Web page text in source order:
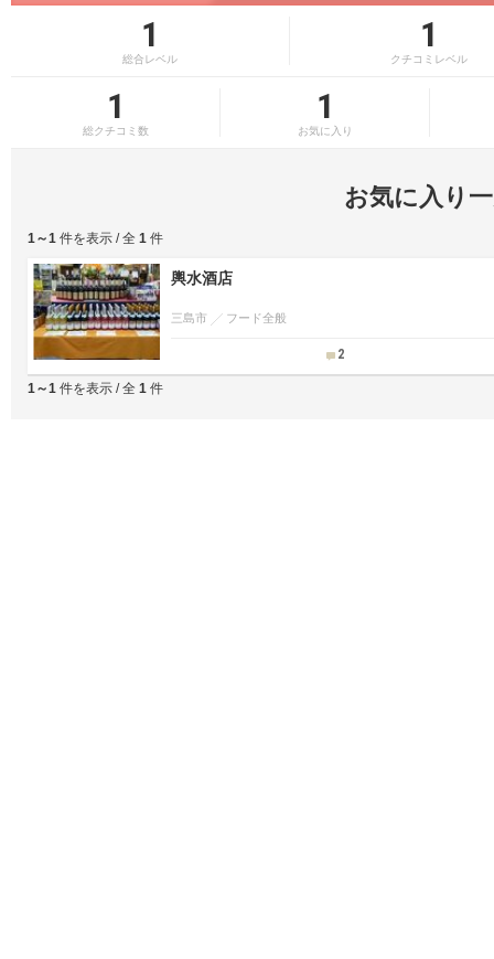
1
総合レベル
1
クチコミレベル
1
総クチコミ数
1
お気に入り
お気に入り
1～1 件を表示 / 全 1 件
輿水酒店
三島市 フード全般
2
1～1 件を表示 / 全 1 件